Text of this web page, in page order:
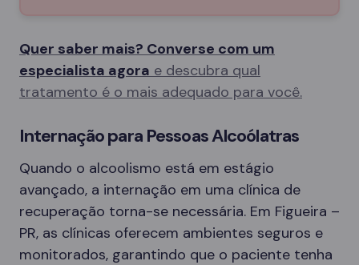
Quer saber mais? Converse com um
especialista agora e descubra qual
tratamento é o mais adequado para você.
Internação para Pessoas Alcoólatras
Quando o alcoolismo está em estágio
avançado, a internação em uma clínica de
recuperação torna-se necessária. Em Figueira –
PR, as clínicas oferecem ambientes seguros e
monitorados, garantindo que o paciente tenha